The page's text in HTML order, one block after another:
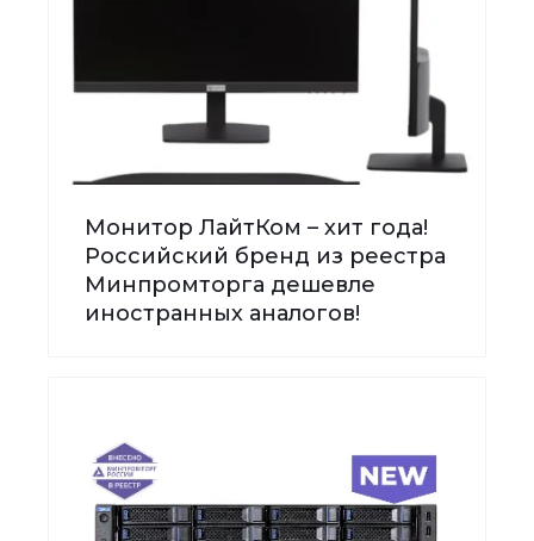
Монитор ЛайтКом – хит года!
Российский бренд из реестра
Минпромторга дешевле
иностранных аналогов!